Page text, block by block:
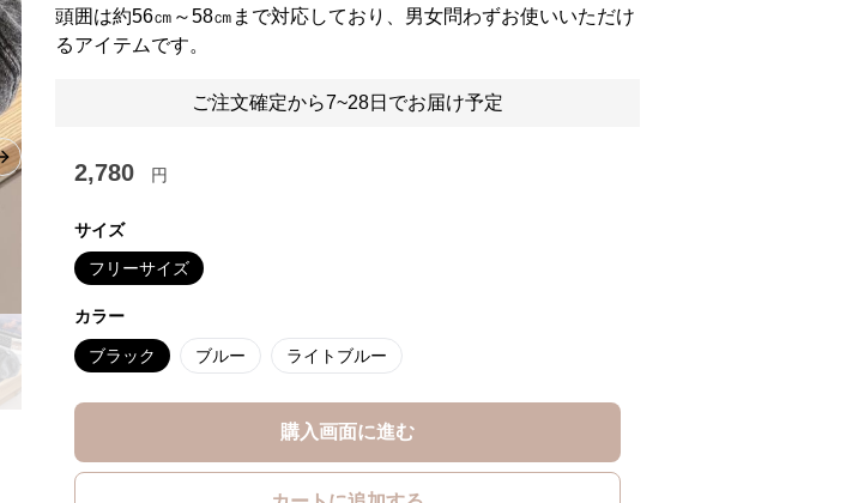
Next slide
頭囲は約56㎝～58㎝まで対応しており、男女問わずお使いいただけ
るアイテムです。
ご注文確定から7~28日でお届け予定
2,780 円
サイズ
フリーサイズ
カラー
ブラック ブルー ライトブルー
購入画面に進む